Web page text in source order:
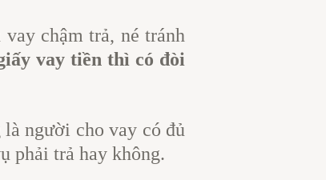
chậm trả, né tránh
vay tiền thì có đòi
là người cho vay có đủ
phải trả hay không.